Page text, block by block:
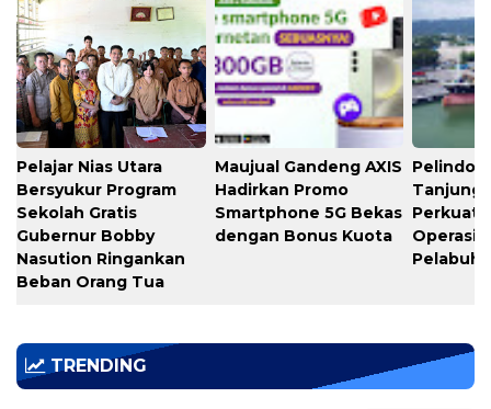
Pelajar Nias Utara
Bersyukur Program
Sekolah Gratis
Gubernur Bobby
Nasution Ringankan
Beban Orang Tua
Maujual Gandeng AXIS
Hadirkan Promo
Smartphone 5G Bekas
dengan Bonus Kuota
Pelindo
Tanjung
Perkuat
TRENDING